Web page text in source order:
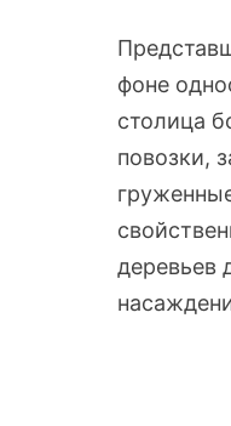
фоне
столица
повозки,
деревьев